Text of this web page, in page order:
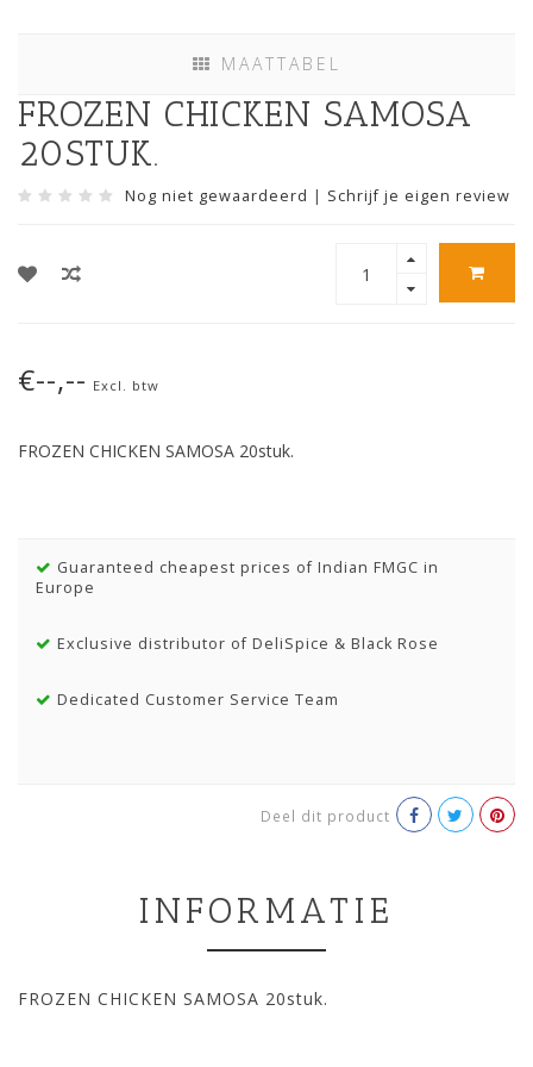
MAATTABEL
FROZEN CHICKEN SAMOSA
20STUK.
Nog niet gewaardeerd | Schrijf je eigen review
€--,-- Excl. btw
FROZEN CHICKEN SAMOSA 20stuk.
Guaranteed cheapest prices of Indian FMGC in
Europe
Exclusive distributor of DeliSpice & Black Rose
Dedicated Customer Service Team
Deel dit product
INFORMATIE
FROZEN CHICKEN SAMOSA 20stuk.